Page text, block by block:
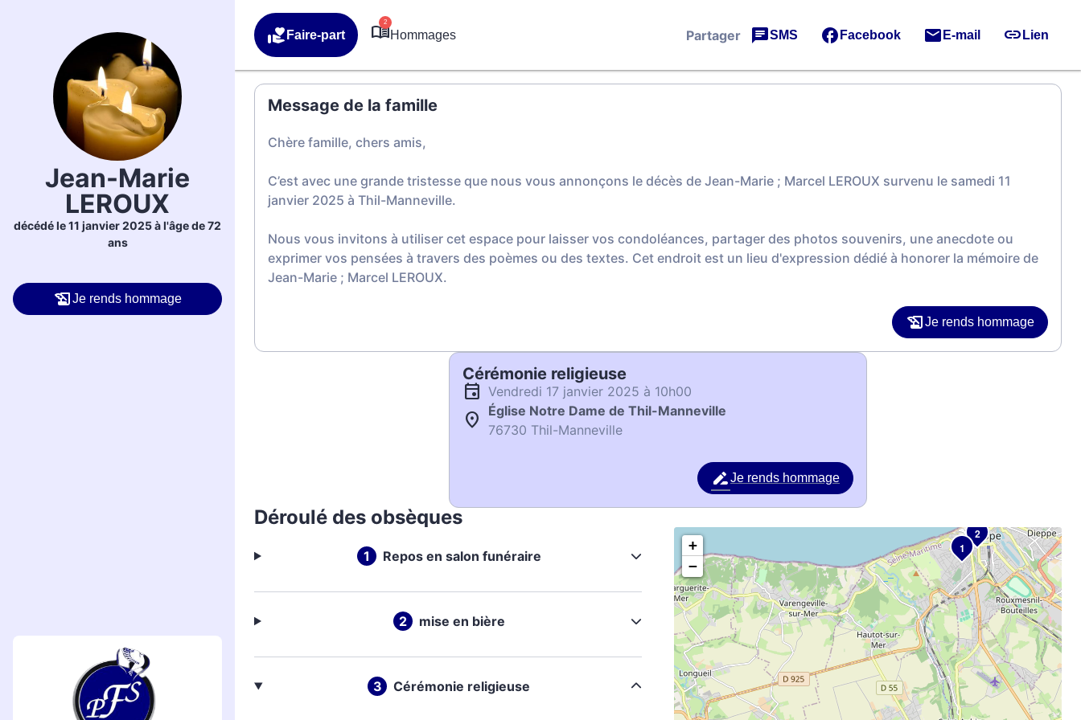
Jean-Marie
LEROUX
décédé le 11 janvier 2025 à l'âge de 72
ans
Je rends hommage
Faire-part
2
Hommages Partager SMS Facebook E-mail Lien
Message de la famille
Chère famille, chers amis,
C’est avec une grande tristesse que nous vous annonçons le décès de Jean-Marie ; Marcel LEROUX survenu le samedi 11
janvier 2025 à Thil-Manneville.
Nous vous invitons à utiliser cet espace pour laisser vos condoléances, partager des photos souvenirs, une anecdote ou
exprimer vos pensées à travers des poèmes ou des textes. Cet endroit est un lieu d'expression dédié à honorer la mémoire de
Jean-Marie ; Marcel LEROUX.
Je rends hommage
Cérémonie religieuse
vendredi 17 janvier 2025 à 10h00
Église Notre Dame de Thil-Manneville
76730 Thil-Manneville
Je rends hommage
Déroulé des obsèques
Repos en salon funéraire
mise en bière
Cérémonie religieuse
1
2
+
−